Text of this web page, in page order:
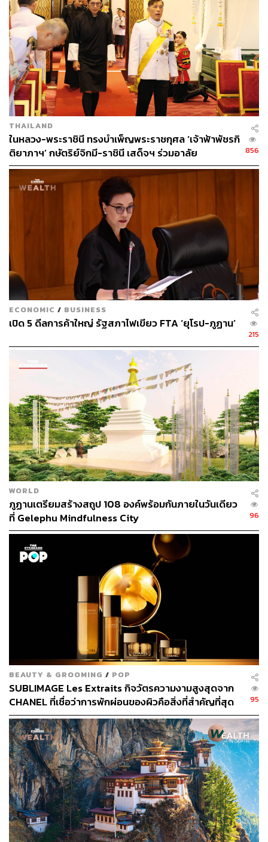
The Tiger’s Nest หรือวัดทักซัง ได้ชื่อว่าเป็น 1 ใน 7 สิ่ง
มหัศจรรย์ของโลกประจำปี 2023 ด้วยความสวยงามและ
สถานที่ตั้ง ซึ่งอยู่บนหน้าผาสูงกว่า 900 เมตร และสูงเหนือพื้น
น้ำทะเลถึง 3,000 เมตร ทำให้การไปเยือนสถานที่แห่งนี้ต้อง
ใช้ความพยายามอย่างมาก เพราะเราต้องเดินเท้าไป-กลับกว่า
6 กิโลเมตร ซึ่งเส้นทางก็มีความลาดชัน ทำให้ใช้เวลาเดิน
อย่างน้อยนาน 5-6 ชั่วโมง แต่วิวตลอดสองข้างทางนั้นต้อง
บอกว่าคุ้มค่ามาก เพราะคุณจะได้เห็นเมืองพาโรจากมุมสูง
มองเห็นทิวเขาสวยงาม และตัววัดทักซังเองก็มีความสวยงาม
ไม่แพ้กัน เห็นแล้วต้องทึ่งในพลังศรัทธาและความเชื่อของคน
ที่นี่
2. ที่เดียวในโลกที่คาร์บอนไดออกไซด์ติดลบ
ที่นี่คุณจะได้สูดอากาศบริสุทธิ์และแสนสะอาดที่สุดในโลก
เพราะภูฏานเป็นประเทศเดียวในโลกที่คาร์บอนไดออกไซด์
ติดลบ เนื่องจากพื้นที่ป่าสามารถดูดซับคาร์บอนไดออกไซด์ได้
มากกว่าที่ผลิตออกมา อันเป็นผลมาจากพื้นที่สีเขียวของ
ประเทศที่มากกว่า 72% บวกกับการใช้พลังงานสะอาดอย่าง
พลังงานลม มากกว่าพลังงานอื่นๆ ที่สร้างผลกระทบที่รุนแรง
กว่า การมาเยือนที่นี่จึงเหมือนได้ฟอกปอดไปในตัว
3. เต็มไปด้วยกิจกรรมเอาต์ดอร์
นอกจากที่นี่จะดังเรื่องวัดและวัฒนธรรมแล้ว ภูฏานยังเป็น
ประเทศที่มีกิจกรรมเอาต์ดอร์ให้ทำเยอะมาก ไม่ว่าจะเป็นการ
เดินป่า (Hiking) ที่มีเส้นทางเดินป่าสวยงามหลายแห่ง เช่น
Kuenselphodrang Nature Park ที่เดินได้ทุกระดับ
THAILAND
ในหลวง-พระราชินี ทรงบำเพ็ญพระราชกุศล ‘เจ้าฟ้าพัชรกิ
ติยาภาฯ’ กษัตริย์จิกมี-ราชินี เสด็จฯ ร่วมอาลัย
856
ECONOMIC / BUSINESS
เปิด 5 ดีลการค้าใหญ่ รัฐสภาไฟเขียว FTA ‘ยุโรป-ภูฏาน’
215
WORLD
ภูฏานเตรียมสร้างสถูป 108 องค์พร้อมกันภายในวันเดียว
ที่ Gelephu Mindfulness City
96
BEAUTY & GROOMING / POP
SUBLIMAGE Les Extraits กิจวัตรความงามสูงสุดจาก
CHANEL ที่เชื่อว่าการพักผ่อนของผิวคือสิ่งที่สำคัญที่สุด
95